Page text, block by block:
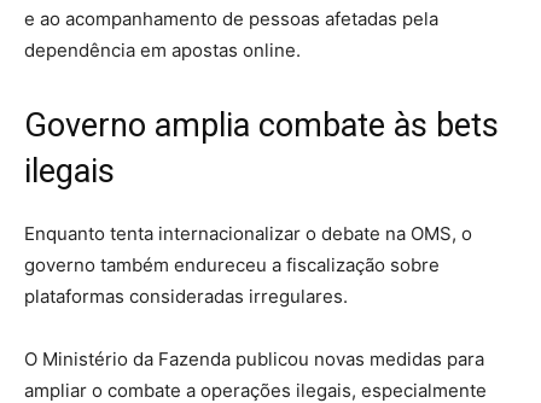
e ao acompanhamento de pessoas afetadas pela
dependência em apostas online.
Governo amplia combate às bets
ilegais
Enquanto tenta internacionalizar o debate na OMS, o
governo também endureceu a fiscalização sobre
plataformas consideradas irregulares.
O Ministério da Fazenda publicou novas medidas para
ampliar o combate a operações ilegais, especialmente